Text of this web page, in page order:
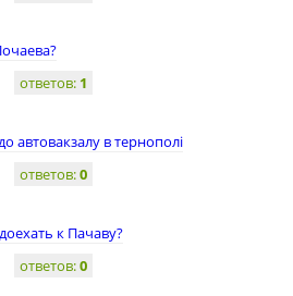
ответов: 1
автовакзалу в тернополі
ответов:0
к Пачаву?
ответов:0